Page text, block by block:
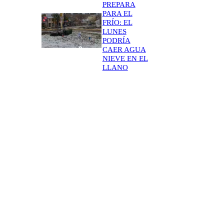
PREPARA
PARA EL
FRÍO: EL
LUNES
PODRÍA
CAER AGUA
NIEVE EN EL
LLANO